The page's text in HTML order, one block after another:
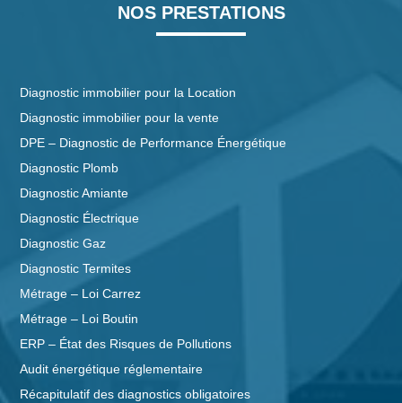
NOS PRESTATIONS
Diagnostic immobilier pour la Location
Diagnostic immobilier pour la vente
DPE – Diagnostic de Performance Énergétique
Diagnostic Plomb
Diagnostic Amiante
Diagnostic Électrique
Diagnostic Gaz
Diagnostic Termites
Métrage – Loi Carrez
Métrage – Loi Boutin
ERP – État des Risques de Pollutions
Audit énergétique réglementaire
Récapitulatif des diagnostics obligatoires